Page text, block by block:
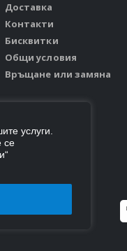
услуги.
се
Доставка
Контакти
Бисквитки
Общи условия
Връщане или замяна